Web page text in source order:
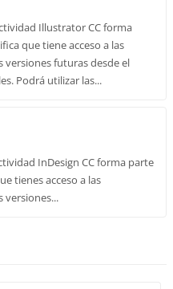
Illustrator CC forma
que tiene acceso a las
versiones futuras desde el
Podrá utilizar las...
InDesign CC forma parte
tienes acceso a las
versiones...